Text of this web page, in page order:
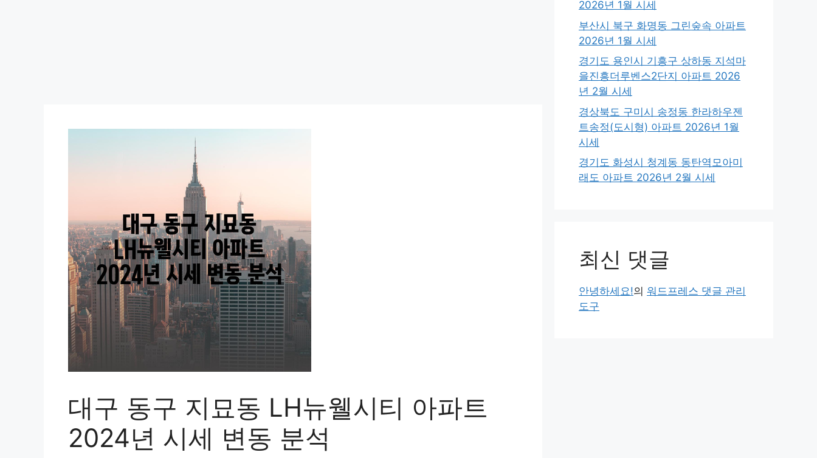
대구 동구 지묘동 LH뉴웰시티 아파트
2024년 시세 변동 분석
2026년 1월 시세
부산시 북구 화명동 그린숲속 아파트
2026년 1월 시세
경기도 용인시 기흥구 상하동 지석마
을진흥더루벤스2단지 아파트 2026
년 2월 시세
경상북도 구미시 송정동 한라하우젠
트송정(도시형) 아파트 2026년 1월
시세
경기도 화성시 청계동 동탄역모아미
래도 아파트 2026년 2월 시세
최신 댓글
안녕하세요!의 워드프레스 댓글 관리
도구